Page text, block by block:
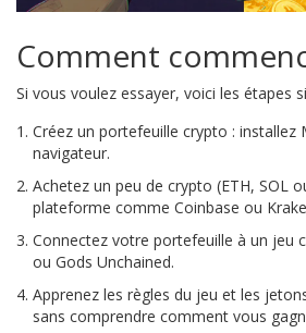
Comment
Si vous voulez essayer, voici les étapes
Créez un portefeuille crypto : installez
navigateur.
Achetez un peu de crypto (ETH, SOL
plateforme comme Coinbase ou
Connectez votre portefeuille à un jeu
ou Gods Unchained.
Apprenez les règles du jeu et les
sans comprendre comment vous